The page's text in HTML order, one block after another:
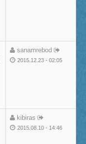
sanamrebod
2015.12.23 - 02:05
kibiras
2015.08.10 - 14:46